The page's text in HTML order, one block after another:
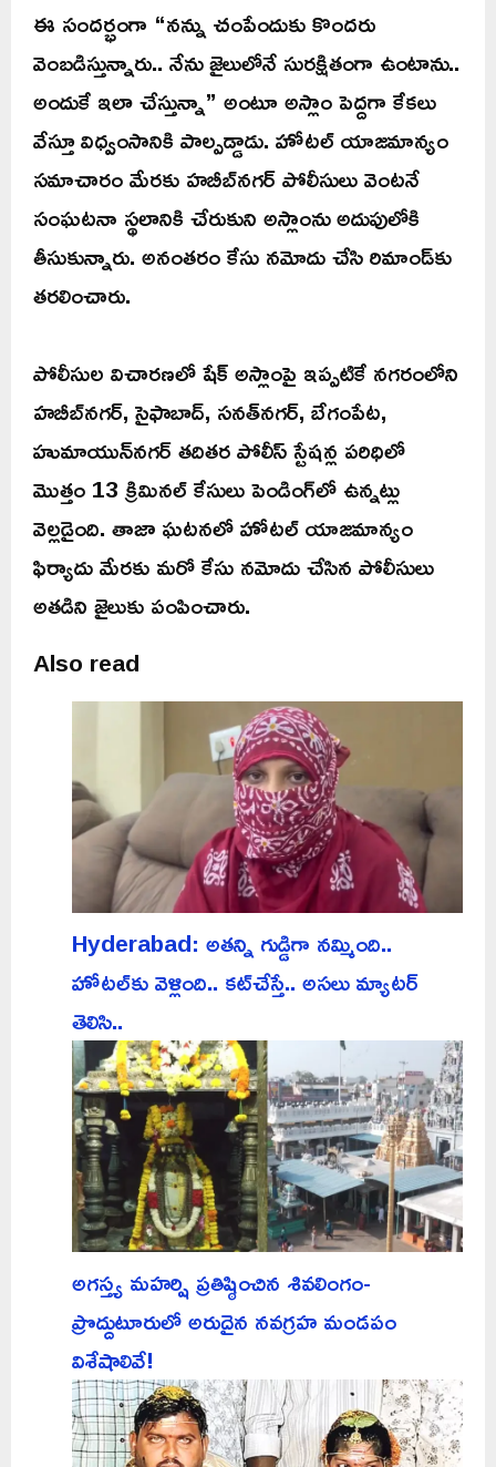
ఈ సందర్భంగా “నన్ను చంపేందుకు కొందరు
వెంబడిస్తున్నారు.. నేను జైలులోనే సురక్షితంగా ఉంటాను..
అందుకే ఇలా చేస్తున్నా” అంటూ అస్లాం పెద్దగా కేకలు
వేస్తూ విధ్వంసానికి పాల్పడ్డాడు. హోటల్ యాజమాన్యం
సమాచారం మేరకు హబీబ్‌నగర్ పోలీసులు వెంటనే
సంఘటనా స్థలానికి చేరుకుని అస్లాంను అదుపులోకి
తీసుకున్నారు. అనంతరం కేసు నమోదు చేసి రిమాండ్‌కు
తరలించారు.
పోలీసుల విచారణలో షేక్ అస్లాంపై ఇప్పటికే నగరంలోని
హబీబ్‌నగర్, సైఫాబాద్, సనత్‌నగర్, బేగంపేట,
హుమాయున్‌నగర్ తదితర పోలీస్ స్టేషన్ల పరిధిలో
మొత్తం 13 క్రిమినల్ కేసులు పెండింగ్‌లో ఉన్నట్లు
వెల్లడైంది. తాజా ఘటనలో హోటల్ యాజమాన్యం
ఫిర్యాదు మేరకు మరో కేసు నమోదు చేసిన పోలీసులు
అతడిని జైలుకు పంపించారు.
Also read
Hyderabad: అతన్ని గుడ్డిగా నమ్మింది..
హోటల్‌కు వెళ్లింది.. కట్‌చేస్తే.. అసలు మ్యాటర్
తెలిసి..
అగస్త్య మహర్షి ప్రతిష్ఠించిన శివలింగం-
ప్రొద్దుటూరులో అరుదైన నవగ్రహ మండపం
విశేషాలివే!